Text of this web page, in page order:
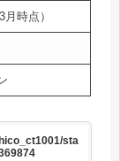
時点）
sta